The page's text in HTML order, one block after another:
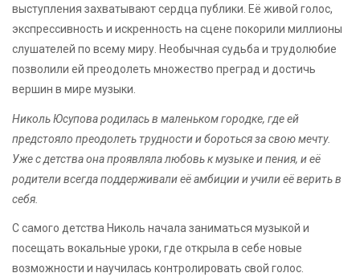
выступления захватывают сердца публики. Её живой голос,
экспрессивность и искренность на сцене покорили миллионы
слушателей по всему миру. Необычная судьба и трудолюбие
позволили ей преодолеть множество преград и достичь
вершин в мире музыки.
Николь Юсупова родилась в маленьком городке, где ей
предстояло преодолеть трудности и бороться за свою мечту.
Уже с детства она проявляла любовь к музыке и пения, и её
родители всегда поддерживали её амбиции и учили её верить в
себя.
С самого детства Николь начала заниматься музыкой и
посещать вокальные уроки, где открыла в себе новые
возможности и научилась контролировать свой голос.